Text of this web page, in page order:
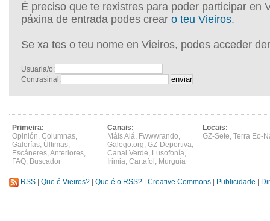
É preciso que te rexistres para poder participar en
páxina de entrada podes crear o teu Vieiros.
Se xa tes o teu nome en Vieiros, podes acceder
Usuaria/o:
Contrasinal:
Primeira:
Opinión, Columnas,
Galerías, Últimas,
Escáneres,Anteriores,
FAQ, Buscador
Canais:
Máis Alá, Fwwwrando,
Galego.org, GZ-Deportiva,
Canal Verde, Lusofonía,
Irimia, Cartafol , Murguía
Locais:
GZ-Sete, Terra Eo-
RSS Que é Vieiros? Que é o RSS? Creative Commons Publicidade